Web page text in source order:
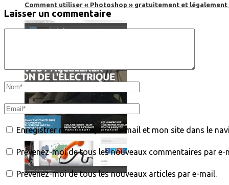
Comment utiliser « Photoshop » gratuitement et légalement
Laisser un commentaire
Enregistrer mon nom, mon e-mail et mon site dans le
Prévenez-moi de tous les nouveaux commentaires par e-
Prévenez-moi de tous les nouveaux articles par e-mail.